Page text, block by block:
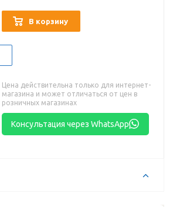
В корзину
Цена действительна только для интернет-
магазина и может отличаться от цен в
розничных магазинах
Консультация через WhatsApp